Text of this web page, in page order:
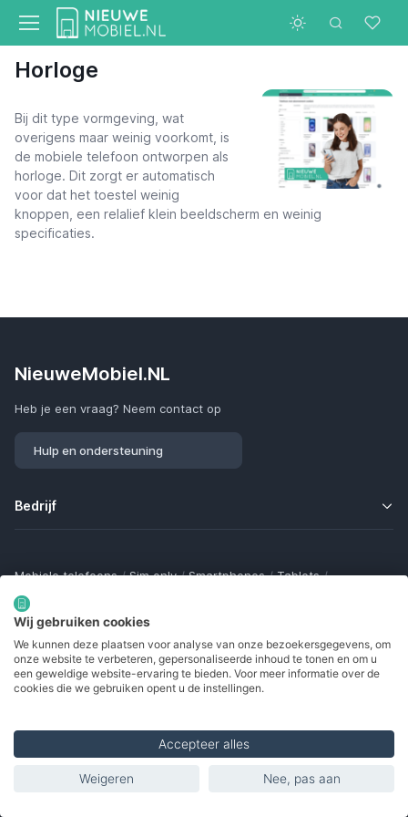
Horloge
Bij dit type vormgeving, wat
overigens maar weinig voorkomt, is
de mobiele telefoon ontworpen als
horloge. Dit zorgt er automatisch
voor dat het toestel weinig
knoppen, een relalief klein beeldscherm en weinig
specificaties.
NieuweMobiel.NL
Heb je een vraag? Neem contact op
Hulp en ondersteuning
Bedrijf
Mobiele telefoons / Sim only / Smartphones / Tablets /
Smartwatches
Bluetooth trackers / Opladers
Samsung Galaxy
Gamingtelefoons / Foldables / Robuuste telefoons /
Seniorentelefoons / Waterdichte telefoons / Refurbished
© 2002 - 2026. Alle rechten voorbehouden
Wij gebruiken cookies
We kunnen deze plaatsen voor analyse van onze bezoekersgegevens, om
onze website te verbeteren, gepersonaliseerde inhoud te tonen en om u
een geweldige website-ervaring te bieden. Voor meer informatie over de
cookies die we gebruiken opent u de instellingen.
Accepteer alles
Weigeren Nee, pas aan